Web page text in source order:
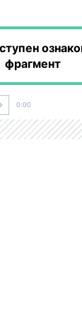
фрагмент
0:00